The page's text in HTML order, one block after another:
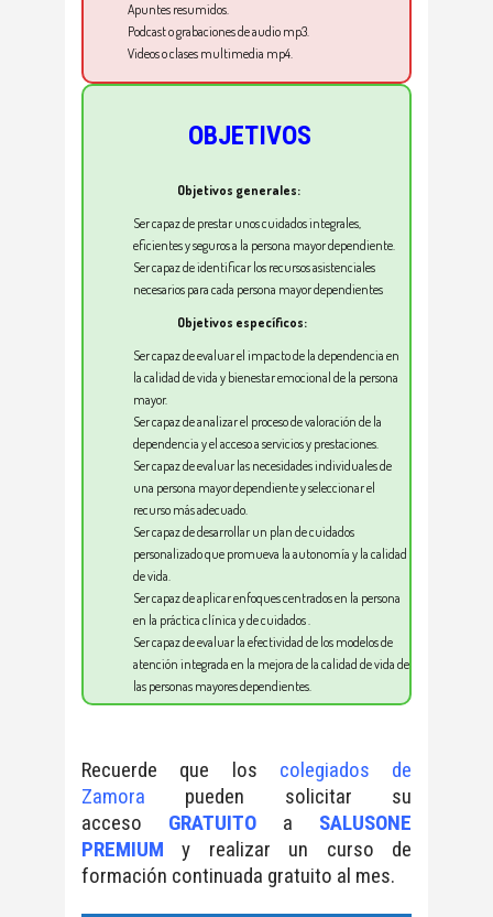
Apuntes resumidos.
Podcast o grabaciones de audio mp3.
Videos o clases multimedia mp4.
OBJETIVOS
Objetivos generales:
Ser capaz de prestar unos cuidadosintegrales,
eficientes y seguros a la persona mayor dependiente.
Ser capaz de identificar los recursos asistenciales
necesarios para cada persona mayor dependientes
Objetivos específicos:
Ser capazdeevaluar el impacto de la dependencia en
la calidad de vida y bienestar emocional de la persona
mayor.
Ser capaz deanalizar el proceso de valoración de la
dependencia y el acceso a servicios y prestaciones.
Ser capaz de evaluar las necesidades individuales de
una persona mayor dependiente y seleccionar el
recurso más adecuado.
Ser capaz dedesarrollar un plan de cuidados
personalizado que promueva la autonomía y la calidad
de vida.
Ser capaz deaplicar enfoques centrados en la persona
en la práctica clínica y de cuidados.
Ser capaz deevaluar la efectividad de los modelos de
atención integrada en la mejora de la calidad de vida de
las personas mayores dependientes.
Recuerde que los colegiados de
Zamora pueden solicitar su
acceso GRATUITO a SALUSONE
PREMIUM y realizar un curso de
formación continuada gratuito al mes.